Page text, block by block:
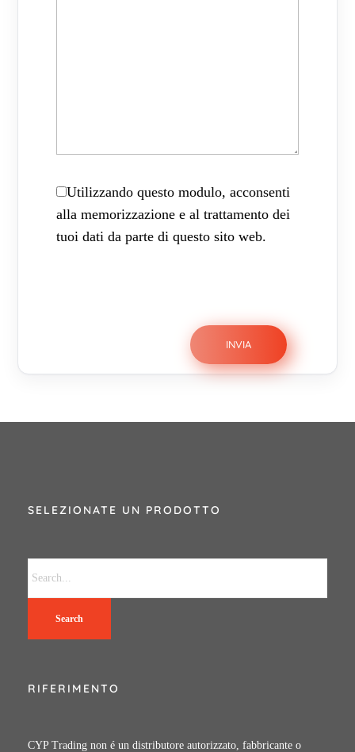
Utilizzando questo modulo, acconsenti
alla memorizzazione e al trattamento dei
tuoi dati da parte di questo sito web.
SELEZIONATE UN PRODOTTO
Search
RIFERIMENTO
CYP Trading non é un distributore autorizzato, fabbricante o